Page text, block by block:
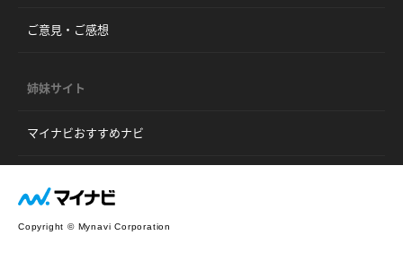
ご意見・ご感想
姉妹サイト
マイナビおすすめナビ
Copyright © Mynavi Corporation